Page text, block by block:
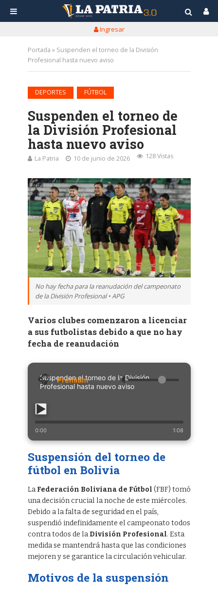
Ingresar
Portada » Suspenden el torneo de la División
Profesional hasta nuevo aviso
DEPORTES FÚTBOL
Suspenden el torneo de
la División Profesional
hasta nuevo aviso
La Patria 10 de junio de 2026 128 Vistas
No hay fecha para la reanudación del campeonato
de la División Profesional • APG
Varios clubes comenzaron a licenciar
a sus futbolistas debido a que no hay
fecha de reanudación
Suspenden el torneo de la División
Profesional hasta nuevo aviso
🔈
0:00 1:08
Suspensión del torneo de
fútbol en Bolivia
La Federación Boliviana de Fútbol (FBF) tomó
una decisión crucial la noche de este miércoles.
Debido a la falta de seguridad en el país,
suspendió indefinidamente el campeonato todos
contra todos de la División Profesional. Esta
medida se mantendrá hasta que las condiciones
mejoren y se garantice la circulación vehicular.
Motivos de la suspensión